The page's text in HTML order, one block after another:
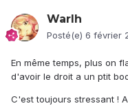
Warlh
Posté(e) 6 février
En même temps, plus on
d'avoir le droit a un ptit
C'est toujours stressant !